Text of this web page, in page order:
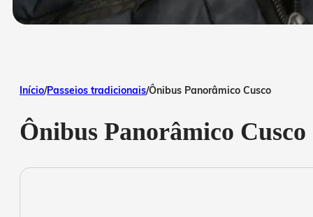
Início/Passeios tradicionais/Ônibus Panorâmico Cusco
Ônibus Panorâmico Cusco